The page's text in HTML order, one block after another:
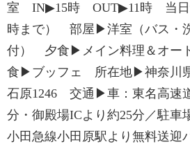
室 IN▶15時 OUT▶11時 当日
時まで） 部屋▶洋室（バス・
付） 夕食▶メイン料理＆オー
食▶ブッフェ 所在地▶神奈川
石原1246 交通▶車：東名高速
分・御殿場ICより約25分／駐車
小田急線小田原駅より無料送